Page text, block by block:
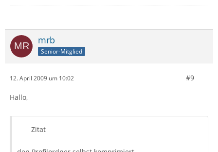
mrb
Senior-Mitglied
12. April 2009 um 10:02 #9
Hallo,
Zitat